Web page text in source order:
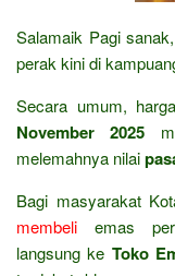
Salamaik Pagi
perak kini di
Secara umum,
November 2025
melemahnya nilai
Bagi masyarakat
membeli emas
langsung ke Toko